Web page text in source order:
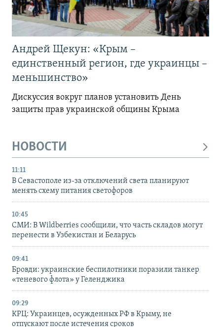
Андрей Щекун: «Крым –
единственный регион, где украинцы –
меньшинство»
Дискуссия вокруг планов установить День
защиты прав украинской общины Крыма
НОВОСТИ
11:11
В Севастополе из-за отключений света планируют
менять схему питания светофоров
10:45
СМИ: В Wildberries сообщили, что часть складов могут
перенести в Узбекистан и Беларусь
09:41
Бровди: украинские беспилотники поразили танкер
«теневого флота» у Геленджика
09:29
КРЦ: Украинцев, осужденных РФ в Крыму, не
отпускают после истечения сроков